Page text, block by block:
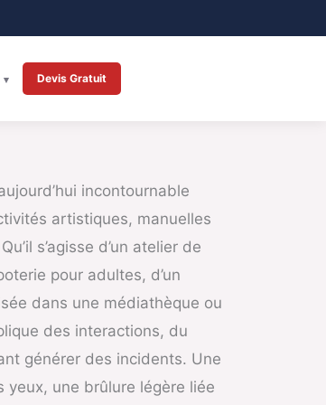
Devis Gratuit
incontournable
artistiques, manuelles
s’agisse d’un atelier de
pour adultes, d’un
dans une médiathèque ou
des interactions, du
générer des incidents. Une
yeux, une brûlure légère liée